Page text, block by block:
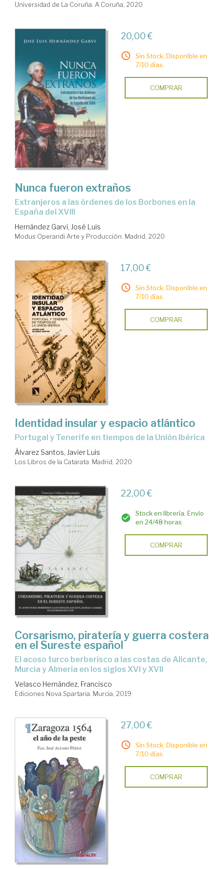
Universidad de La Coruña. A Coruña, 2020
20,00 €
Sin Stock. Disponible en
7/10 días.
COMPRAR
Nunca fueron extraños
extranjeros a las órdenes de los Borbones en la
España del XVIII
Hernández Garvi, José Luis
Modus Operandi Arte y Producción. Madrid, 2020
17,00 €
Sin Stock. Disponible en
7/10 días.
COMPRAR
Identidad insular y espacio atlántico
Portugal y Tenerife en tiempos de la Unión Ibérica
Álvarez Santos, Javier Luis
Los Libros de la Catarata. Madrid, 2020
22,00 €
Stock en librería. Envío
en 24/48 horas
COMPRAR
Corsarismo, piratería y guerra costera
en el Sureste español
el acoso turco berberisco a las costas de Alicante,
Murcia y Almería en los siglos XVI y XVII
Velasco Hernández, Francisco
Ediciones Nova Spartaria. Murcia, 2019
27,00 €
Sin Stock. Disponible en
7/10 días.
COMPRAR